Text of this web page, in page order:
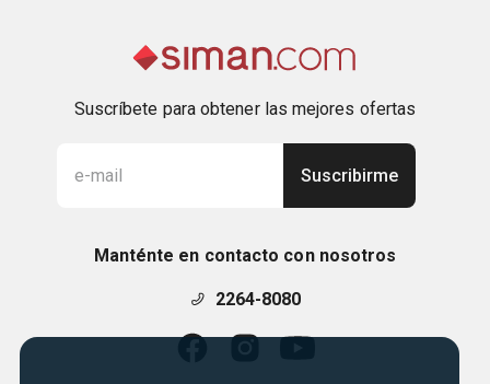
Suscríbete para obtener las mejores ofertas
Suscribirme
Manténte en contacto con nosotros
2264-8080